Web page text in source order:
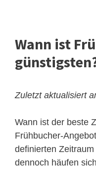
Wann ist
Zuletzt aktualisiert
Wann ist der beste
Frühbucher-
definierten
dennoch häufen